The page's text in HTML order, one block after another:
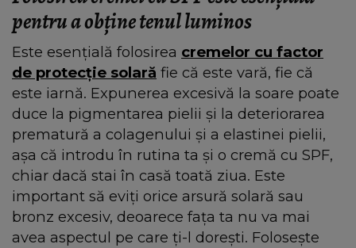
pentru a obține tenul luminos
Este esențială folosirea cremelor cu factor
de protecție solară fie că este vară, fie că
este iarnă. Expunerea excesivă la soare poate
duce la pigmentarea pielii și la deteriorarea
prematură a colagenului și a elastinei pielii,
așa că introdu în rutina ta și o cremă cu SPF,
chiar dacă stai în casă toată ziua. Este
important să eviți orice arsură solară sau
bronz excesiv, deoarece fața ta nu va mai
avea aspectul pe care ți-l dorești. Folosește